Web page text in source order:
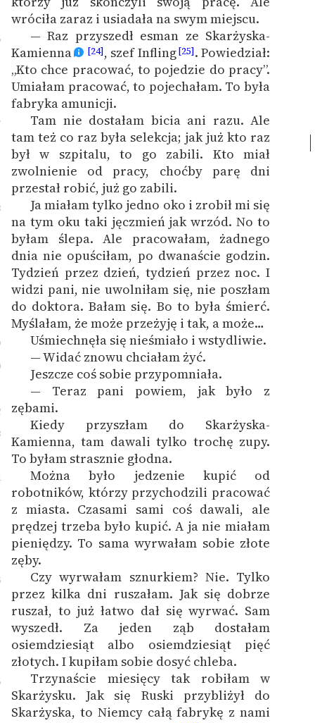
wróciła zaraz i usiadała na swym miejscu.
— Raz przyszedł esman ze Skarżyska-
Kamienna
[24], szef Infling[25]. Powiedział:
„Kto chce pracować, to pojedzie do pracy”.
Umiałam pracować, to pojechałam. To była
fabryka amunicji.
Tam nie dostałam bicia ani razu. Ale
tam też co raz była selekcja; jak już kto raz
był w szpitalu, to go zabili. Kto miał
zwolnienie od pracy, choćby parę dni
przestał robić, już go zabili.
Ja miałam tylko jedno oko i zrobił mi się
na tym oku taki jęczmień jak wrzód. No to
byłam ślepa. Ale pracowałam, żadnego
dnia nie opuściłam, po dwanaście godzin.
Tydzień przez dzień, tydzień przez noc. I
widzi pani, nie uwolniłam się, nie poszłam
do doktora. Bałam się. Bo to była śmierć.
Myślałam, że może przeżyję i tak, a może…
Uśmiechnęła się nieśmiało i wstydliwie.
— Widać znowu chciałam żyć.
Jeszcze coś sobie przypomniała.
— Teraz pani powiem, jak było z
zębami.
Kiedy przyszłam do Skarżyska-
Kamienna, tam dawali tylko trochę zupy.
To byłam strasznie głodna.
Można było jedzenie kupić od
robotników, którzy przychodzili pracować
z miasta. Czasami sami coś dawali, ale
prędzej trzeba było kupić. A ja nie miałam
pieniędzy. To sama wyrwałam sobie złote
zęby.
Czy wyrwałam sznurkiem? Nie. Tylko
przez kilka dni ruszałam. Jak się dobrze
ruszał, to już łatwo dał się wyrwać. Sam
wyszedł. Za jeden ząb dostałam
osiemdziesiąt albo osiemdziesiąt pięć
złotych. I kupiłam sobie dosyć chleba.
Trzynaście miesięcy tak robiłam w
Skarżysku. Jak się Ruski przybliżył do
Skarżyska, to Niemcy całą fabrykę z nami